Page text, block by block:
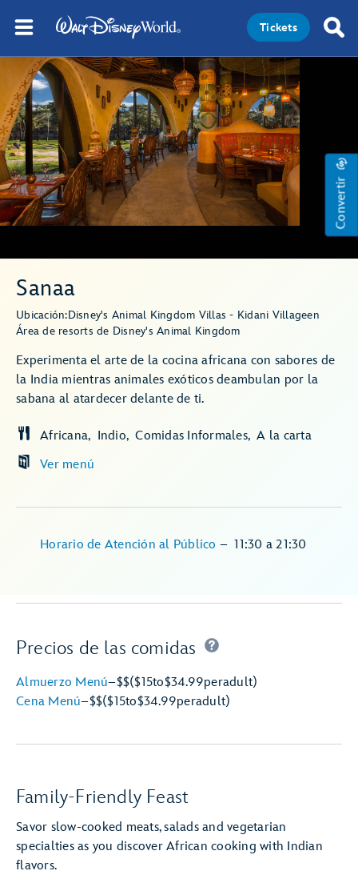
Tickets
Convertir
Sanaa
Ubicación:Disney's Animal Kingdom Villas - Kidani Villageen
Área de resorts de Disney's Animal Kingdom
Experimenta el arte de la cocina africana con sabores de
la India mientras animales exóticos deambulan por la
sabana al atardecer delante de ti.
Ver menú
Africana Indio Comidas Informales A la carta
Horario de Atención al Público –11:30 a 21:30
Precios de las comidas
Almuerzo Menú–$$($15to$34.99peradult)
Cena Menú–$$($15to$34.99peradult)
Family-Friendly Feast
Savor slow-cooked meats, salads and vegetarian
specialties as you discover African cooking with Indian
flavors.